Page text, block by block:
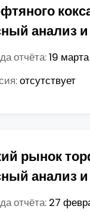
анализ
отчёта:19
отсутствует
рынок
анализ
отчёта: 27